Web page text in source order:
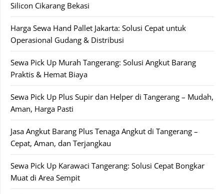
Silicon Cikarang Bekasi
Harga Sewa Hand Pallet Jakarta: Solusi Cepat untuk
Operasional Gudang & Distribusi
Sewa Pick Up Murah Tangerang: Solusi Angkut Barang
Praktis & Hemat Biaya
Sewa Pick Up Plus Supir dan Helper di Tangerang – Mudah,
Aman, Harga Pasti
Jasa Angkut Barang Plus Tenaga Angkut di Tangerang –
Cepat, Aman, dan Terjangkau
Sewa Pick Up Karawaci Tangerang: Solusi Cepat Bongkar
Muat di Area Sempit